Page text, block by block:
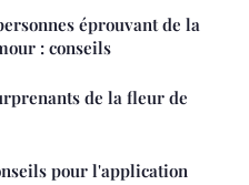
éprouvant de la
: conseils
de la fleur de
pour l'application